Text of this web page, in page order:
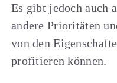
Es gibt jedoch auch
andere Prioritäten
von den
profitieren können.